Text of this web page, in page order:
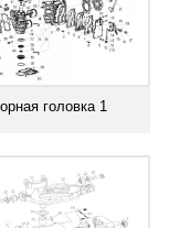
головка 1